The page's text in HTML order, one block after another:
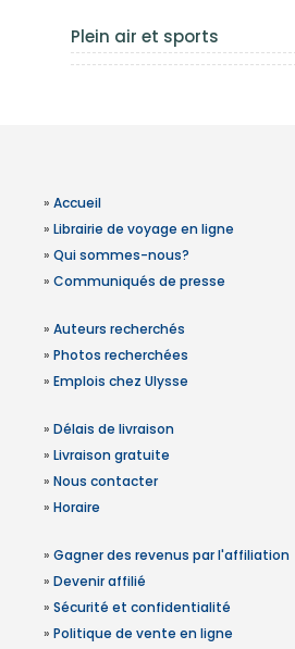
Plein air et sports
» Accueil
» Librairie de voyage en ligne
» Qui sommes-nous?
» Communiqués de presse
» Auteurs recherchés
» Photos recherchées
» Emplois chez Ulysse
» Délais de livraison
» Livraison gratuite
» Nous contacter
» Horaire
» Gagner des revenus par l'affiliation
» Devenir affilié
» Sécurité et confidentialité
» Politique de vente en ligne